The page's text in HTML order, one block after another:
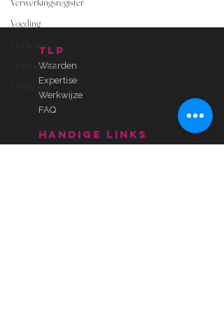
Voeding
Marketing
Merkenrecht
Drone regels
TLP
Waarden
Expertise
Werkwijze
FAQ
handige links